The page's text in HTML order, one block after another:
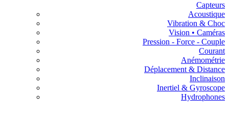
Capteurs
Acoustique
Vibration & Choc
Vision • Caméras
Pression - Force - Couple
Courant
Anémométrie
Déplacement & Distance
Inclinaison
Inertiel & Gyroscope
Hydrophones